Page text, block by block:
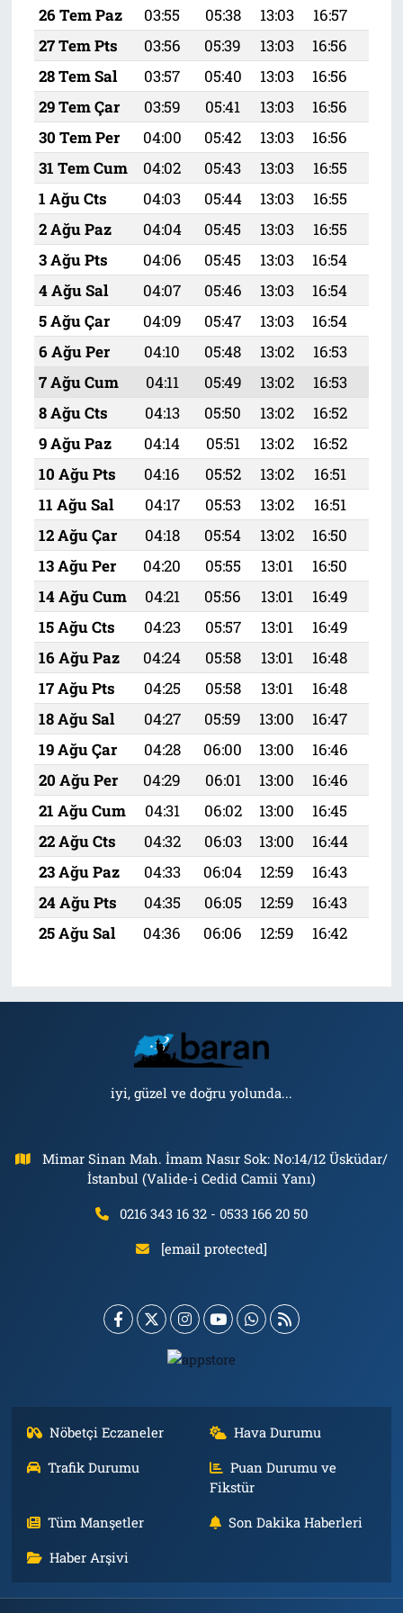
26 Tem Paz
03:55 05:38 13:03 16:57
27 Tem Pts
03:56 05:39 13:03 16:56
28 Tem Sal
03:57 05:40 13:03 16:56
29 Tem Çar
03:59 05:41 13:03 16:56
30 Tem Per
04:00 05:42 13:03 16:56
31 Tem Cum
04:02 05:43 13:03 16:55
1 Ağu Cts
04:03 05:44 13:03 16:55
2 Ağu Paz
04:04 05:45 13:03 16:55
3 Ağu Pts
04:06 05:45 13:03 16:54
4 Ağu Sal
04:07 05:46 13:03 16:54
5 Ağu Çar
04:09 05:47 13:03 16:54
6 Ağu Per
04:10 05:48 13:02 16:53
7 Ağu Cum
04:11 05:49 13:02 16:53
8 Ağu Cts
04:13 05:50 13:02 16:52
9 Ağu Paz
04:14 05:51 13:02 16:52
10 Ağu Pts
04:16 05:52 13:02 16:51
11 Ağu Sal
04:17 05:53 13:02 16:51
12 Ağu Çar
04:18 05:54 13:02 16:50
13 Ağu Per
04:20 05:55 13:01 16:50
14 Ağu Cum
04:21 05:56 13:01 16:49
15 Ağu Cts
04:23 05:57 13:01 16:49
16 Ağu Paz
04:24 05:58 13:01 16:48
17 Ağu Pts
04:25 05:58 13:01 16:48
18 Ağu Sal
04:27 05:59 13:00 16:47
19 Ağu Çar
04:28 06:00 13:00 16:46
20 Ağu Per
04:29 06:01 13:00 16:46
21 Ağu Cum
04:31 06:02 13:00 16:45
22 Ağu Cts
04:32 06:03 13:00 16:44
23 Ağu Paz
04:33 06:04 12:59 16:43
24 Ağu Pts
04:35 06:05 12:59 16:43
25 Ağu Sal
04:36 06:06 12:59 16:42
iyi, güzel ve doğru yolunda...
Mimar Sinan Mah. İmam Nasır Sok: No:14/12 Üsküdar/
İstanbul (Valide-i Cedid Camii Yanı)
0216 343 16 32 - 0533 166 20 50
[email protected]
Nöbetçi Eczaneler
Hava Durumu
Trafik Durumu
Puan Durumu ve
Fikstür
Tüm Manşetler
Son Dakika Haberleri
Haber Arşivi